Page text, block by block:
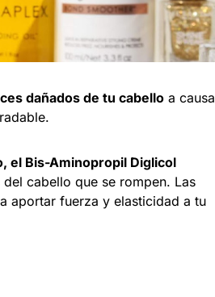
dañados de tu cabello a causa
el Bis-Aminopropil Diglicol
cabello que se rompen. Las
aportar fuerza y elasticidad a tu